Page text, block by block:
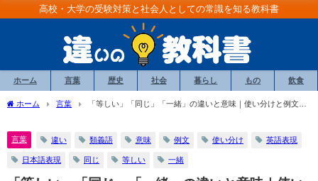
高校・大学の受験対策と社会人としての常識を知る教科書
ホーム 言葉 歴史 社会 暮らし もの 飲食
ホーム 言葉
「等しい」「同じ」「一緒」の違いと意味｜使い分けと例文解
言葉 違い 類義語 意味 例文 使い分け 英語表現
日本語表現 同じ 等しい 一緒